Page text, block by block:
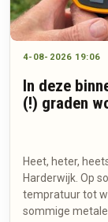
4-08-2026 19:06
In deze
(!) graden
Heet, heter,
Harderwijk. Op
tempratuur tot
sommige